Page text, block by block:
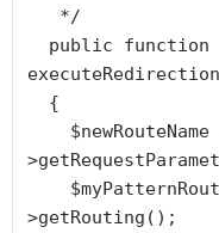
>getRouting();